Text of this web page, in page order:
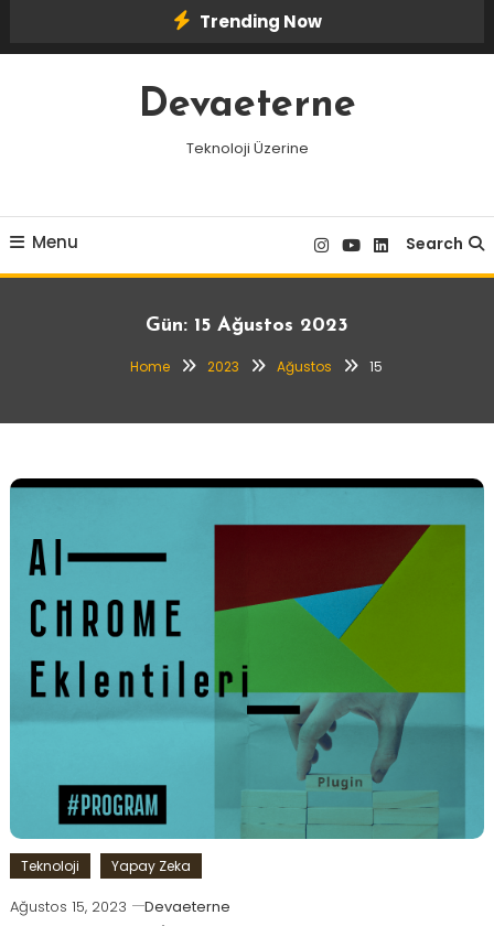
Trending Now
Devaeterne
Teknoloji Üzerine
Menu Search
Gün: 15 Ağustos 2023
Home 2023 Ağustos 15
Teknoloji Yapay Zeka
Ağustos 15, 2023
Devaeterne